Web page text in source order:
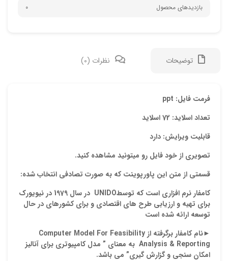
بازدیدهای محصول 0
توضیحات نظرات (0)
فرمت فایل: ppt
تعداد اسلاید: 72 اسلاید
قابلیت ویرایش: دارد
تصویری از خود فایل رو میتونید مشاهده کنید.
قسمتی از متن این پاورپوینت که به صورت تصادفی انتخاب شده:
کامفار نرم افزاری است که توسطUNIDO در سال 1979 در نيويورك
برای تهیه و ارزیابی طرح های اقتصادی و برای کشورهای در حال
توسعه ارائه شده است
►نام کامفار برگرفته از Computer Model For Feasibility
Analysis & Reporting به معنای ” مدل کامپیوتری برای آنالیز
امکان سنجی و گزارش گیری” می باشد.